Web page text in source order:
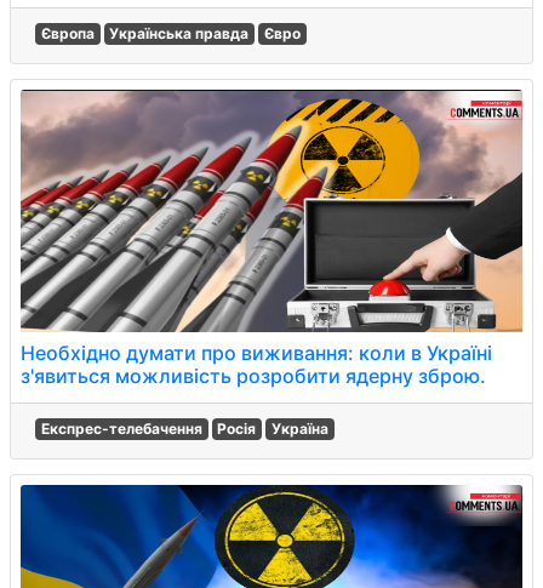
Європа Українська правда Євро
Необхідно думати про виживання: коли в Україні
з'явиться можливість розробити ядерну зброю.
Експрес-телебачення Росія Україна